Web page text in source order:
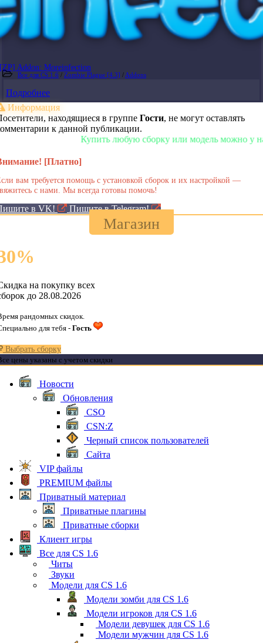
[ZP] Addon: Moreinfection
Все для CS 1.6 / Zombie Plague [4.3] / Addons
Подробнее
Информация
находящиеся в группе Гости, не могут оставлять
к данной публикации.
Купить любую сборку или модель можно у нас в
[Платно]
вам требуется помощь с установкой сборок и их настройкой —
с нами. Мы всегда готовы помочь!
в VK! Пишите в Telegram!
Магазин
%
на покупку всех
до 28.08.2026
рандомных скидок.
для тебя - Гость
Выбрать сборку
цены указаны с учетом скидки
Новости
Обновления
CSO
CSN:Z
Черный список пользователей
Сайта
VIP файлы
PREMIUM файлы
Приватный материал
Приватные плагины
Приватные сборки
Клиент игры
Все для CS 1.6
Читы
Звуки
Модели для CS 1.6
Модели зомби для CS 1.6
Модели игроков для CS 1.6
Модели девушек для CS 1.6
Модели мужчин для CS 1.6